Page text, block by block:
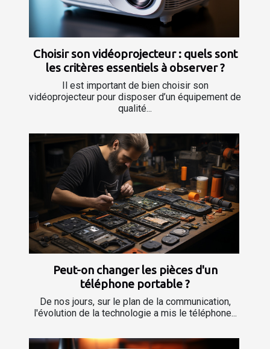
Choisir son vidéoprojecteur : quels sont
les critères essentiels à observer ?
Il est important de bien choisir son
vidéoprojecteur pour disposer d’un équipement de
qualité...
Peut-on changer les pièces d'un
téléphone portable ?
De nos jours, sur le plan de la communication,
l'évolution de la technologie a mis le téléphone...